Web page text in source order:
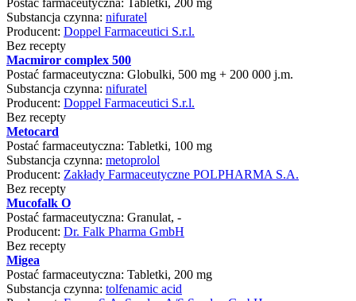
Substancja czynna: nifuratel
Producent: Doppel Farmaceutici S.r.l.
Bez recepty
Macmiror complex 500
Postać farmaceutyczna: Globulki, 500 mg + 200 000 j.m.
Substancja czynna: nifuratel
Producent: Doppel Farmaceutici S.r.l.
Bez recepty
Metocard
Postać farmaceutyczna: Tabletki, 100 mg
Substancja czynna: metoprolol
Producent: Zakłady Farmaceutyczne POLPHARMA S.A.
Bez recepty
Mucofalk O
Postać farmaceutyczna: Granulat, -
Producent: Dr. Falk Pharma GmbH
Bez recepty
Migea
Postać farmaceutyczna: Tabletki, 200 mg
Substancja czynna: tolfenamic acid